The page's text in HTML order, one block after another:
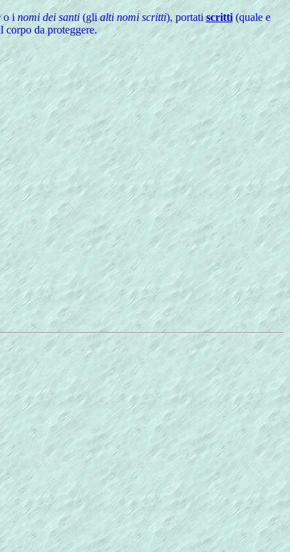
o inomi dei santi(glialti nomi scritti), portatiscritti(quale e
corpo da proteggere.